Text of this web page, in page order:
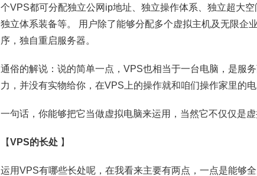
个VPS都可分配独立公网ip地址、独立操作体系、独立超大
独立体系装备等。 用户除了能够分配多个虚拟主机及无限企
序，独自重启服务器。
通俗的解说：说的简单一点，VPS也相当于一台电脑，是服
力，并没有实物给你，在VPS上的操作就和咱们操作家里的电
一句话，你能够把它当做虚拟电脑来运用，当然它不仅仅是虚
【VPS的长处 】
运用VPS有哪些长处呢，在我看来主要有两点，一点是能够